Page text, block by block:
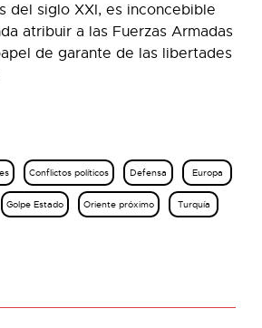
del siglo XXI, es inconcebible
atribuir a las Fuerzas Armadas
de garante de las libertades
Conflictos políticos Defensa Europa
Golpe Estado Oriente próximo Turquía